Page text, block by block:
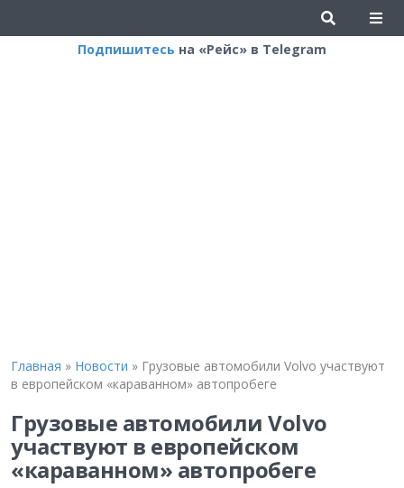
Подпишитесь на «Рейс» в Telegram
Главная » Новости » Грузовые автомобили Volvo участвуют
в европейском «караванном» автопробеге
Грузовые автомобили Volvo
участвуют в европейском
«караванном» автопробеге